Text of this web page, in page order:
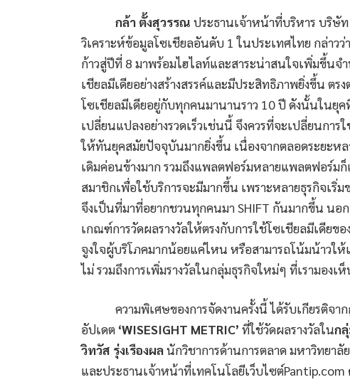
กล้า ตั้งสุวรรณ ประธานเจ้าหน้าที่บริหาร บริษั
วิเคราะห์ข้อมูลโซเชียลอันดับ 1 ในประเทศไทย กล่าว
ก้าวสู่ปีที่ 8 มาพร้อมไฮไลท์และสาระน่าสนใจเพิ่มขึ้น
เชียลมีเดียอย่างสร้างสรรค์และมีประสิทธิภาพยิ่งขึ้น ตร
โซเชียลมีเดียอยู่กับทุกคนมานานราว 10 ปี ดังนั้นในยุ
เปลี่ยนแปลงอย่างรวดเร็วเช่นนี้ จึงควรที่จะเปลี่ยนก
ให้ทันยุคสมัยปัจจุบันมากยิ่งขึ้น เนื่องจากตลอดระยะห
เดิมค่อนข้างมาก รวมถึงแพลตฟอร์มหลายแพลตฟอร์มก็
สมาชิกเพื่อใช้บริการจะมีมากขึ้น เพราะหลายธุรกิจเริ่
จึงเป็นที่มาที่อยากชวนทุกคนมา SHIFT กันมากขึ้น นอ
เกณฑ์การวัดผลรางวัลให้ตรงกับการใช้โซเชียลมีเดีย
จูงใจผู้บริโภคมากน้อยแค่ไหน หรือสามารถโน้มน้าวใ
ไม่ รวมถึงการเพิ่มรางวัลในกลุ่มธุรกิจใหม่ๆ ที่เรามองเ
ความพิเศษของการจัดงานครั้งนี้ ได้รับเกียรติจากกู
อัปเดต ‘WISESIGHT METRIC’ ที่ใช้วัดผลรางวัลในก
วิทวัส รุ่งเรืองผลนักวิชาการด้านการตลาด มหาวิทยาลั
และประธานเจ้าหน้าที่เทคโนโลยีเว็บไซต์Pantip.com